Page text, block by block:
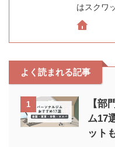
はスクワ
よく読まれる記事
1
【部
ム17
ット